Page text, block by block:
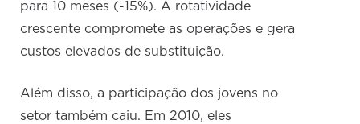
para 10 meses (-15%). A rotatividade
crescente compromete as operações e gera
custos elevados de substituição.
Além disso, a participação dos jovens no
setor também caiu. Em 2010, eles